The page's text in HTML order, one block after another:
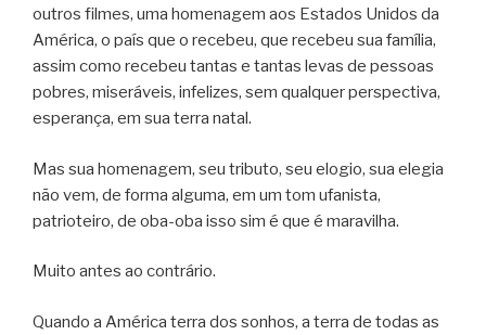
outros filmes, uma homenagem aos Estados Unidos da
América, o país que o recebeu, que recebeu sua família,
assim como recebeu tantas e tantas levas de pessoas
pobres, miseráveis, infelizes, sem qualquer perspectiva,
esperança, em sua terra natal.
Mas sua homenagem, seu tributo, seu elogio, sua elegia
não vem, de forma alguma, em um tom ufanista,
patrioteiro, de oba-oba isso sim é que é maravilha.
Muito antes ao contrário.
Quando a América terra dos sonhos, a terra de todas as